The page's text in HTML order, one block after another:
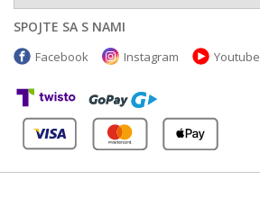
SPOJTE SA S NAMI
Facebook Instagram Youtube